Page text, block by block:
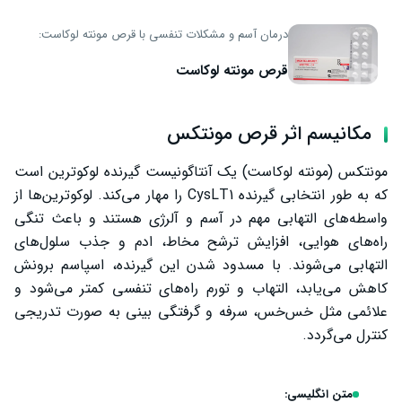
درمان آسم و مشکلات تنفسی با قرص مونته لوکاست:
قرص مونته لوکاست
مکانیسم اثر قرص مونتکس
مونتکس (مونته لوکاست) یک آنتاگونیست گیرنده لوکوترین است
که به طور انتخابی گیرنده CysLT1 را مهار می‌کند. لوکوترین‌ها از
واسطه‌های التهابی مهم در آسم و آلرژی هستند و باعث تنگی
راه‌های هوایی، افزایش ترشح مخاط، ادم و جذب سلول‌های
التهابی می‌شوند. با مسدود شدن این گیرنده، اسپاسم برونش
کاهش می‌یابد، التهاب و تورم راه‌های تنفسی کمتر می‌شود و
علائمی مثل خس‌خس، سرفه و گرفتگی بینی به صورت تدریجی
کنترل می‌گردد.
متن انگلیسی: